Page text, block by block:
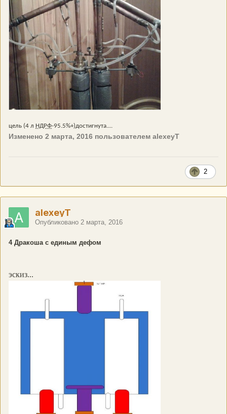
цель (4 л НДРФ-95.5%+)достигнута....
Изменено 2 марта, 2016 пользователем alexeyT
2
alexeyT
Опубликовано 2 марта, 2016
4 Дракоша с единым дефом
эскиз...